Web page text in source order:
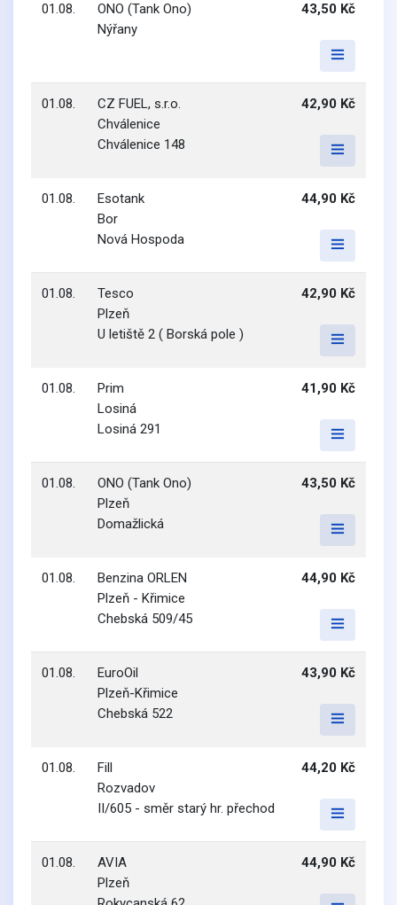
01.08.
ONO (Tank Ono)
Nýřany
43,50 Kč
01.08.
CZ FUEL, s.r.o.
Chválenice
Chválenice 148
42,90 Kč
01.08.
Esotank
Bor
Nová Hospoda
44,90 Kč
01.08.
Tesco
Plzeň
U letiště 2 ( Borská pole )
42,90 Kč
01.08.
Prim
Losiná
Losiná 291
41,90 Kč
01.08.
ONO (Tank Ono)
Plzeň
Domažlická
43,50 Kč
01.08.
Benzina ORLEN
Plzeň - Křimice
Chebská 509/45
44,90 Kč
01.08.
EuroOil
Plzeň-Křimice
Chebská 522
43,90 Kč
01.08.
Fill
Rozvadov
II/605 - směr starý hr. přechod
44,20 Kč
01.08.
AVIA
Plzeň
44,90 Kč